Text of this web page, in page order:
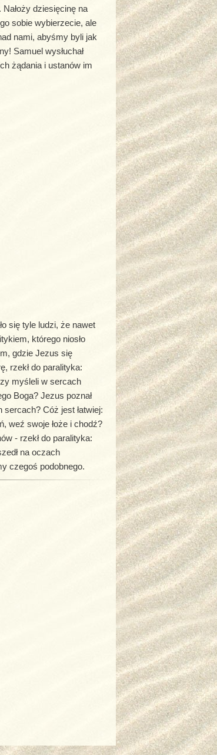
dziesięcinę na
sobie wybierzecie, ale
nami, abyśmy byli jak
Samuel wysłuchał
żądania i ustanów im
się tyle ludzi, że nawet
którego niosło
gdzie Jezus się
rzekł do paralityka:
myśleli w sercach
Boga? Jezus poznał
Cóż jest łatwiej:
weź swoje łoże i chodź?
- rzekł do paralityka:
na oczach
czegoś podobnego.